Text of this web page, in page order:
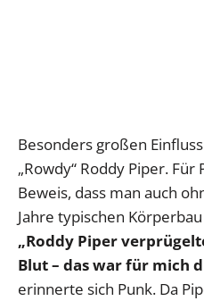
Besonders großen
„Rowdy“ Roddy Piper.
Beweis, dass man auch
Jahre typischen
„Roddy Piper
Blut – das war für mich
erinnerte sich Punk. Da